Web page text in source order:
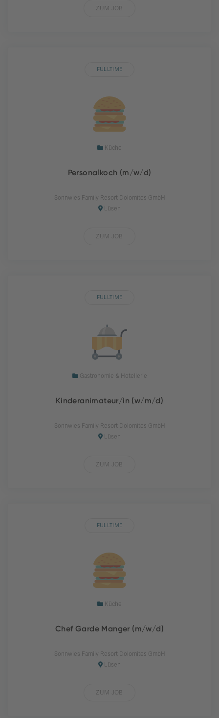
ZUM JOB
FULLTIME
Küche
Personalkoch (m/w/d)
Sonnwies Family Resort Dolomites GmbH
Lüsen
ZUM JOB
FULLTIME
Gastronomie & Hotellerie
Kinderanimateur/in (w/m/d)
Sonnwies Family Resort Dolomites GmbH
Lüsen
ZUM JOB
FULLTIME
Küche
Chef Garde Manger (m/w/d)
Sonnwies Family Resort Dolomites GmbH
Lüsen
ZUM JOB